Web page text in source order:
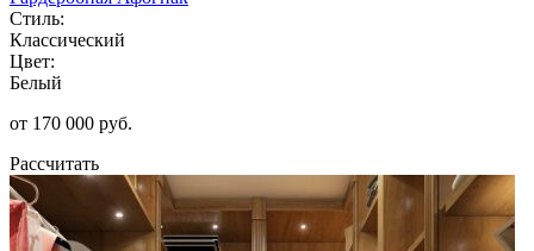
Стиль:
Классический
Цвет:
Белый
от 170 000 руб.
Рассчитать